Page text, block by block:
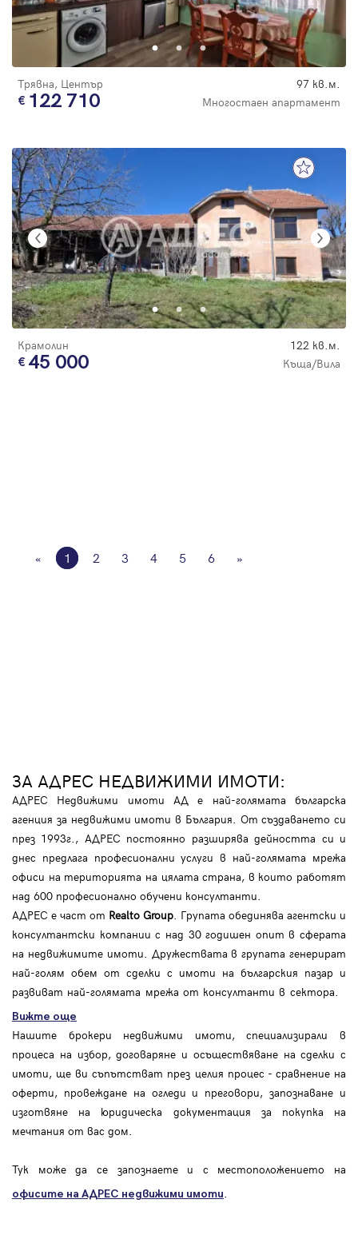
Трявна, Център 97 кв.м.
122 710 Многостаен апартамент
Крамолин 122 кв.м.
45 000 Къща/Вила
« 1 2 3 4 5 6 »
ЗА АДРЕС НЕДВИЖИМИ ИМОТИ:
АДРЕС Недвижими имоти АД е най-голямата българска
агенция за недвижими имоти в България. От създаването си
през 1993г., АДРЕС постоянно разширява дейността си и
днес предлага професионални услуги в най-голямата мрежа
офиси на територията на цялата страна, в които работят
над 600 професионално обучени консултанти.
АДРЕС е част от Realto Group . Групата обединява агентски и
консултантски компании с над 30 годишен опит в сферата
на недвижимите имоти. Дружествата в групата генерират
най-голям обем от сделки с имоти на българския пазар и
развиват най-голямата мрежа от консултанти в сектора.
Вижте още
Нашите брокери недвижими имоти, специализирали в
процеса на избор, договаряне и осъществяване на сделки с
имоти, ще ви съпътстват през целия процес - сравнение на
оферти, провеждане на огледи и преговори, запознаване и
изготвяне на юридическа документация за покупка на
мечтания от вас дом.
Тук може да се запознаете и с местоположението на
офисите на АДРЕС недвижими имоти